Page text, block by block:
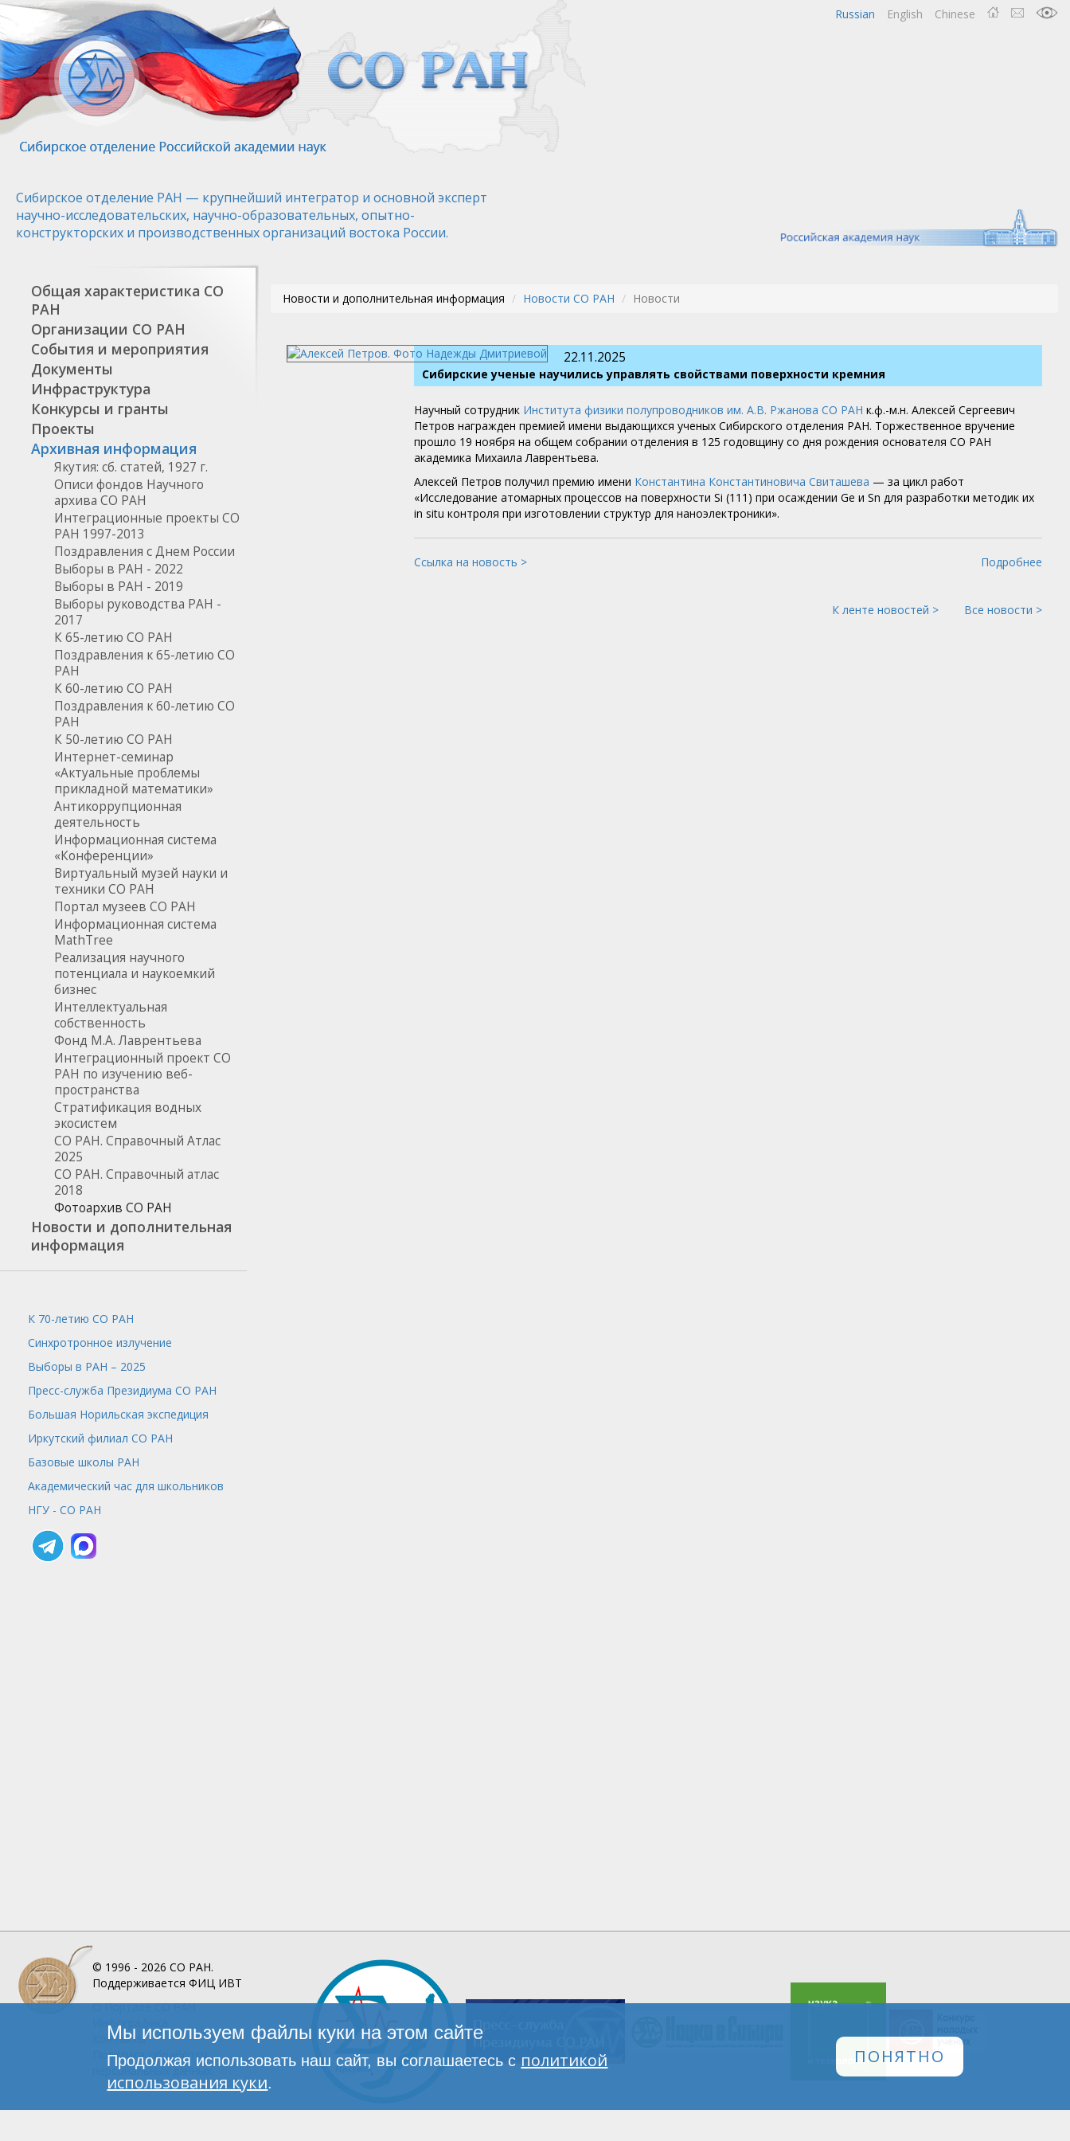
Перейти
основному
содержанию
Chinese
English
Russian
Сибирское отделение РАН — крупнейший интегратор и основной эксперт
научно-исследовательских, научно-образовательных, опытно-
конструкторских и производственных организаций востока России.
Общая характеристика СО
РАН
Организации СО РАН
События и мероприятия
Документы
Инфраструктура
Конкурсы и гранты
Проекты
Архивная информация
Якутия: сб. статей, 1927 г.
Описи фондов Научного
архива СО РАН
Интеграционные проекты СО
РАН 1997-2013
Поздравления с Днем России
Выборы в РАН - 2022
Выборы в РАН - 2019
Выборы руководства РАН -
2017
К 65-летию СО РАН
Поздравления к 65-летию СО
РАН
К 60-летию СО РАН
Поздравления к 60-летию СО
РАН
К 50-летию СО РАН
Интернет-семинар
«Актуальные проблемы
прикладной математики»
Антикоррупционная
деятельность
Информационная система
«Конференции»
Виртуальный музей науки и
техники СО РАН
Портал музеев СО РАН
Информационная система
MathTree
Реализация научного
потенциала и наукоемкий
бизнес
Интеллектуальная
собственность
Фонд М.А. Лаврентьева
Интеграционный проект СО
РАН по изучению веб-
пространства
Стратификация водных
экосистем
СО РАН. Справочный Атлас
2025
СО РАН. Справочный атлас
2018
Фотоархив СО РАН
Новости и дополнительная
информация
К 70-летию СО РАН
Синхротронное излучение
Выборы в РАН – 2025
Пресс-служба Президиума СО РАН
Большая Норильская экспедиция
Иркутский филиал СО РАН
Базовые школы РАН
Академический час для школьников
НГУ - СО РАН
Новости и дополнительная информация Новости СО РАН Новости
22.11.2025
Сибирские ученые научились управлять свойствами поверхности кремния
Научный сотрудник Института физики полупроводников им. А.В. Ржанова СО РАН к.ф.-м.н. Алексей Сергеевич
Петров награжден премией имени выдающихся ученых Сибирского отделения РАН. Торжественное вручение
прошло 19 ноября на общем собрании отделения в 125 годовщину со дня рождения основателя СО РАН
академика Михаила Лаврентьева.
Алексей Петров получил премию имени Константина Константиновича Свиташева — за цикл работ
«Исследование атомарных процессов на поверхности Si (111) при осаждении Ge и Sn для разработки методик их
in situ контроля при изготовлении структур для наноэлектроники».
Ссылка на новость > Подробнее
К ленте новостей > Все новости >
© 1996 - 2026 СО РАН.
Поддерживается ФИЦ ИВТ
О ПорталеСО РАН
Инфографика
Контакты
Политика обработки
персональных данных
Мы используем файлы куки на этом сайте
Продолжая использовать наш сайт, вы соглашаетесь с политикой
использования куки.
ПОНЯТНО